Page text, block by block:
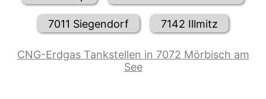
7011 Siegendorf 7142 Illmitz
CNG-Erdgas Tankstellen in 7072 Mörbisch am
See